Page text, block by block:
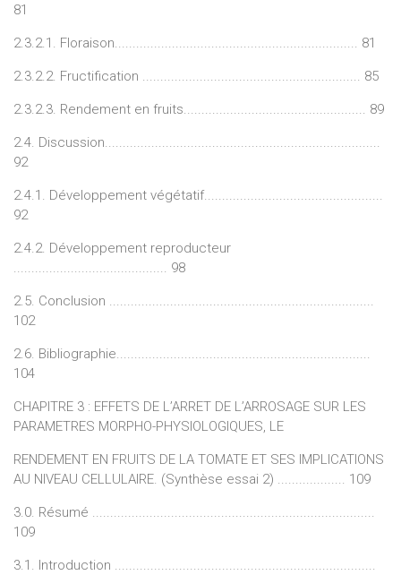
81
2.3.2.1. Floraison.................................................................... 81
2.3.2.2. Fructification ............................................................. 85
2.3.2.3. Rendement en fruits................................................... 89
2.4. Discussion.............................................................................
92
2.4.1. Développement végétatif..................................................
92
2.4.2. Développement reproducteur
........................................... 98
2.5. Conclusion ..........................................................................
102
2.6. Bibliographie.......................................................................
104
CHAPITRE 3 : EFFETS DE L’ARRET DE L’ARROSAGE SUR LES
PARAMETRES MORPHO-PHYSIOLOGIQUES, LE
RENDEMENT EN FRUITS DE LA TOMATE ET SES IMPLICATIONS
AU NIVEAU CELLULAIRE. (Synthèse essai 2) ................... 109
3.0. Résumé ...............................................................................
109
3.1. Introduction .........................................................................